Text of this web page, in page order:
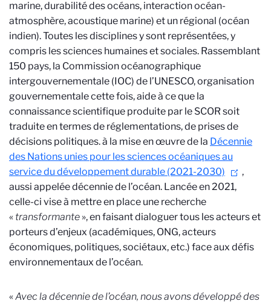
marine, durabilité des océans, interaction océan-
atmosphère, acoustique marine) et un régional (océan
indien). Toutes les disciplines y sont représentées, y
compris les sciences humaines et sociales. Rassemblant
150 pays, la Commission océanographique
intergouvernementale (IOC) de l’UNESCO, organisation
gouvernementale cette fois, aide à ce que la
connaissance scientifique produite par le SCOR soit
traduite en termes de réglementations, de prises de
décisions politiques.à la mise en œuvre de la Décennie
des Nations unies pour les sciences océaniques au
service du développement durable (2021-2030)
,
aussi appelée décennie de l’océan. Lancée en 2021,
celle-ci vise à mettre en place une recherche
« transformante », en faisant dialoguer tous les acteurs et
porteurs d’enjeux (académiques, ONG, acteurs
économiques, politiques, sociétaux, etc.) face aux défis
environnementaux de l’océan.
«Avec la décennie de l’océan, nous avons développé des